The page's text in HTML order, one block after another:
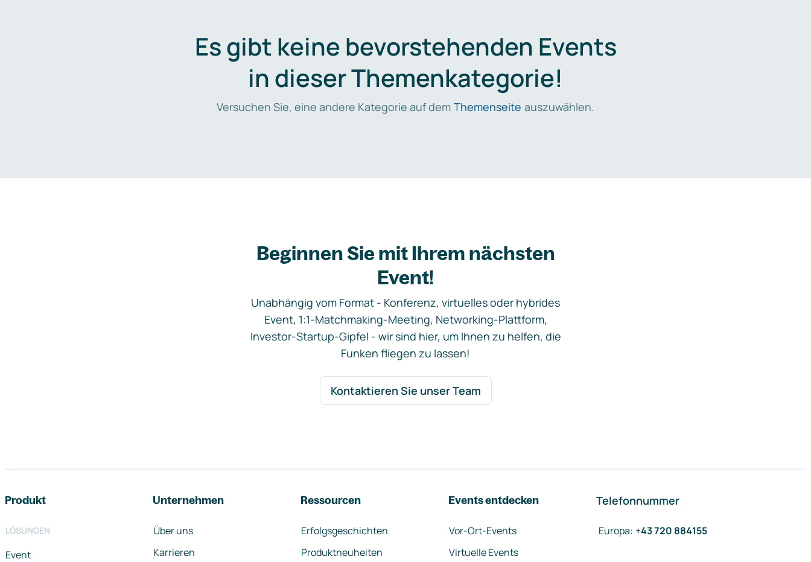
Es gibt keine bevorstehenden Events
in dieser Themenkategorie!
Versuchen Sie, eine andere Kategorie auf dem Themenseite auszuwählen.
Beginnen Sie mit Ihrem nächsten
Event!
Unabhängig vom Format - Konferenz, virtuelles oder hybrides
Event, 1:1-Matchmaking-Meeting, Networking-Plattform,
Investor-Startup-Gipfel - wir sind hier, um Ihnen zu helfen, die
Funken fliegen zu lassen!
Kontaktieren Sie unser Team
Produkt
LÖSUNGEN
Event
Unternehmen
Über uns
Karrieren
Ressourcen
Erfolgsgeschichten
Produktneuheiten
Events entdecken
Vor-Ort-Events
Virtuelle Events
Telefonnummer
Europa: +43 720 884155